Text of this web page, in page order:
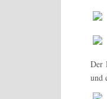
Der
und